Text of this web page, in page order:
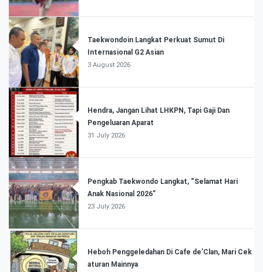
Taekwondoin Langkat Perkuat Sumut Di
Internasional G2 Asian
3 August 2026
Hendra, Jangan Lihat LHKPN, Tapi Gaji Dan
Pengeluaran Aparat
31 July 2026
Pengkab Taekwondo Langkat, “Selamat Hari
Anak Nasional 2026”
23 July 2026
Heboh Penggeledahan Di Cafe de’Clan, Mari Cek
aturan Mainnya